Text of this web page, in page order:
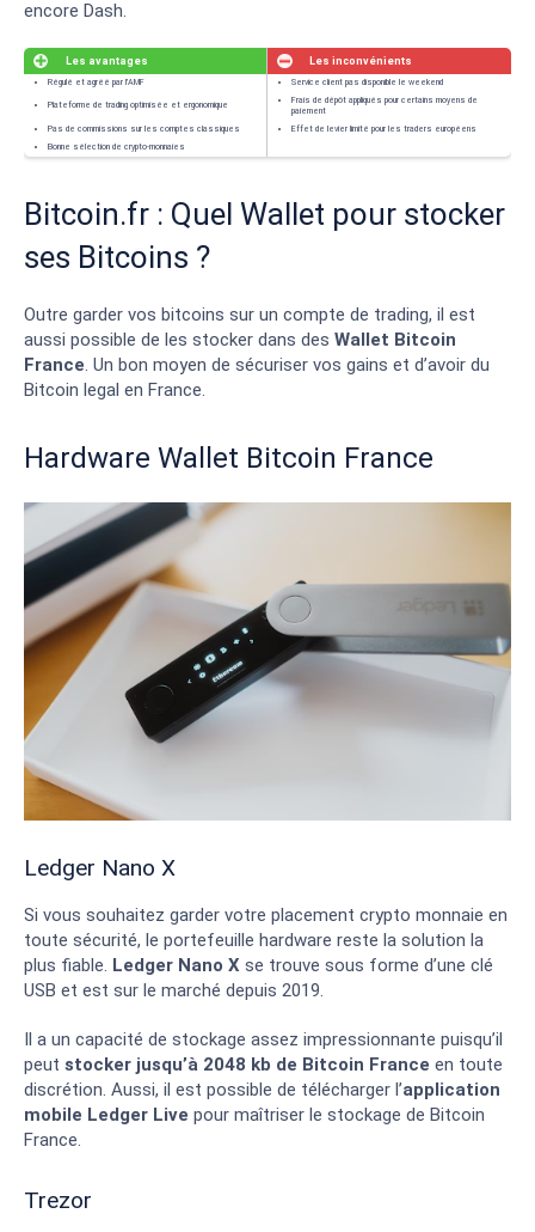
encore Dash.
Bitcoin.fr : Quel Wallet pour stocker
ses Bitcoins ?
Outre garder vos bitcoins sur un compte de trading, il est
aussi possible de les stocker dans des Wallet Bitcoin
France. Un bon moyen de sécuriser vos gains et d’avoir du
Bitcoin legal en France.
Hardware Wallet Bitcoin France
Ledger Nano X
Si vous souhaitez garder votre placement crypto monnaie en
toute sécurité, le portefeuille hardware reste la solution la
plus fiable. Ledger Nano X se trouve sous forme d’une clé
USB et est sur le marché depuis 2019.
Il a un capacité de stockage assez impressionnante puisqu’il
peut stocker jusqu’à 2048 kb de Bitcoin France en toute
discrétion. Aussi, il est possible de télécharger l’application
mobile Ledger Live pour maîtriser le stockage de Bitcoin
France.
Trezor